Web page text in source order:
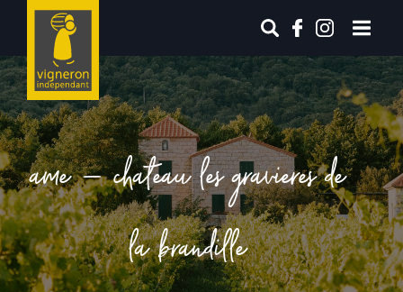
ame – chateau les gravieres de
la brandille